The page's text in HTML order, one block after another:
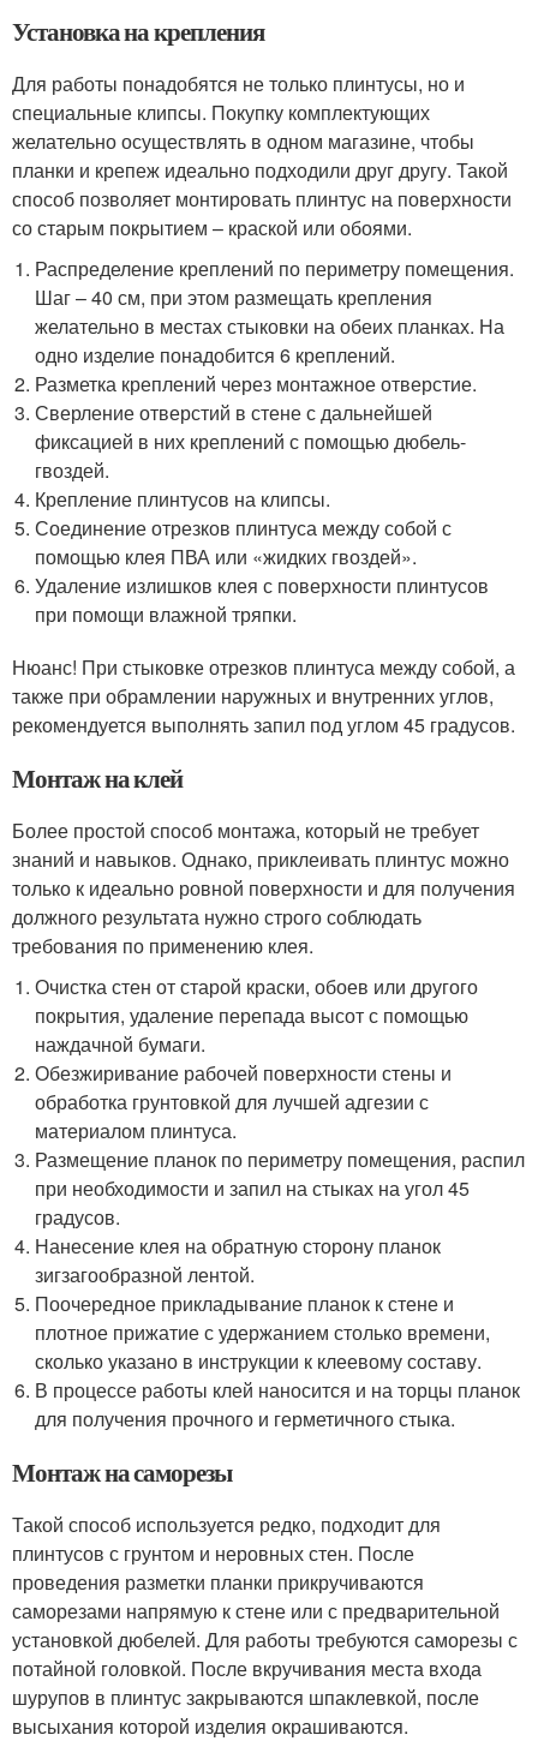
Установка на крепления
Для работы понадобятся не только плинтусы, но и
специальные клипсы. Покупку комплектующих
желательно осуществлять в одном магазине, чтобы
планки и крепеж идеально подходили друг другу. Такой
способ позволяет монтировать плинтус на поверхности
со старым покрытием – краской или обоями.
Распределение креплений по периметру помещения.
Шаг – 40 см, при этом размещать крепления
желательно в местах стыковки на обеих планках. На
одно изделие понадобится 6 креплений.
Разметка креплений через монтажное отверстие.
Сверление отверстий в стене с дальнейшей
фиксацией в них креплений с помощью дюбель-
гвоздей.
Крепление плинтусов на клипсы.
Соединение отрезков плинтуса между собой с
помощью клея ПВА или «жидких гвоздей».
Удаление излишков клея с поверхности плинтусов
при помощи влажной тряпки.
Нюанс! При стыковке отрезков плинтуса между собой, а
также при обрамлении наружных и внутренних углов,
рекомендуется выполнять запил под углом 45 градусов.
Монтаж на клей
Более простой способ монтажа, который не требует
знаний и навыков. Однако, приклеивать плинтус можно
только к идеально ровной поверхности и для получения
должного результата нужно строго соблюдать
требования по применению клея.
Очистка стен от старой краски, обоев или другого
покрытия, удаление перепада высот с помощью
наждачной бумаги.
Обезжиривание рабочей поверхности стены и
обработка грунтовкой для лучшей адгезии с
материалом плинтуса.
Размещение планок по периметру помещения, распил
при необходимости и запил на стыках на угол 45
градусов.
Нанесение клея на обратную сторону планок
зигзагообразной лентой.
Поочередное прикладывание планок к стене и
плотное прижатие с удержанием столько времени,
сколько указано в инструкции к клеевому составу.
В процессе работы клей наносится и на торцы планок
для получения прочного и герметичного стыка.
Монтаж на саморезы
Такой способ используется редко, подходит для
плинтусов с грунтом и неровных стен. После
проведения разметки планки прикручиваются
саморезами напрямую к стене или с предварительной
установкой дюбелей. Для работы требуются саморезы с
потайной головкой. После вкручивания места входа
шурупов в плинтус закрываются шпаклевкой, после
высыхания которой изделия окрашиваются.